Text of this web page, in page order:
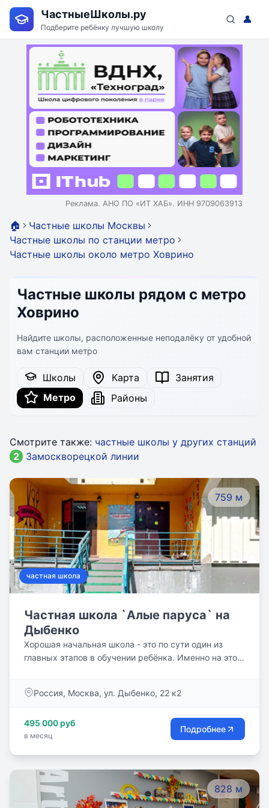
ЧастныеШколы.ру
Подберите ребёнку лучшую школу
👤
Реклама. АНО ПО «ИТ ХАБ». ИНН 9709063913
🏠
Частные школы Москвы
Частные школы по станции метро
Частные школы около метро Ховрино
Частные школы рядом с метро
Ховрино
Найдите школы, расположенные неподалёку от удобной
вам станции метро
Школы Карта
Занятия
Метро
Районы
Смотрите также: частные школы у других станций
2 Замоскворецкой линии
759 м
частная школа
Частная школа `Алые паруса` на
Дыбенко
Хорошая начальная школа - это по сути один из
главных этапов в обучении ребёнка. Именно на этом
умения и навыки к обучению, происходит развитие
класс, родителям надо быть очень внимательными.
Как показывает практика, основы, заложенные в
спокойная атмосфера, созданные нашими
педагогами, располагают учеников к успешной
мотивированной учёбе. Мы всегда находим подход
Россия, Москва, ул. Дыбенко, 22 к2
495 000 руб
в месяц
Подробнее
828 м